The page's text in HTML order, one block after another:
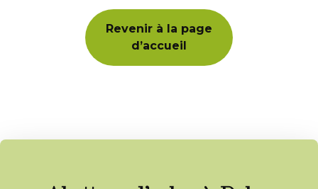
Revenir à la page
d’accueil